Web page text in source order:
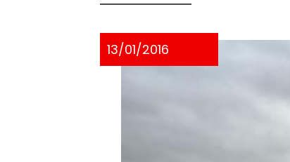
13/01/2016